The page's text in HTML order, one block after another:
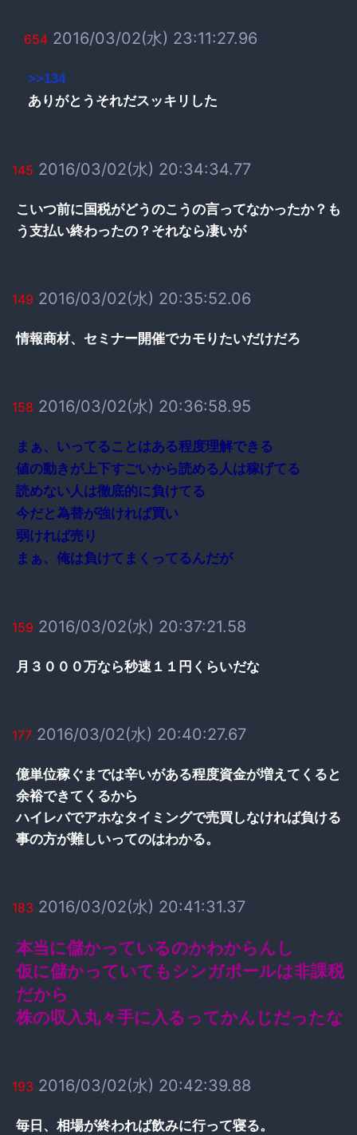
654 2016/03/02(水) 23:11:27.96
>>134
ありがとうそれだスッキリした
145 2016/03/02(水) 20:34:34.77
こいつ前に国税がどうのこうの言ってなかったか？も
う支払い終わったの？それなら凄いが
149 2016/03/02(水) 20:35:52.06
情報商材、セミナー開催でカモりたいだけだろ
158 2016/03/02(水) 20:36:58.95
まぁ、いってることはある程度理解できる
値の動きが上下すごいから読める人は稼げてる
読めない人は徹底的に負けてる
今だと為替が強ければ買い
弱ければ売り
まぁ、俺は負けてまくってるんだが
159 2016/03/02(水) 20:37:21.58
月３０００万なら秒速１１円くらいだな
177 2016/03/02(水) 20:40:27.67
億単位稼ぐまでは辛いがある程度資金が増えてくると
余裕できてくるから
ハイレバでアホなタイミングで売買しなければ負ける
事の方が難しいってのはわかる。
183 2016/03/02(水) 20:41:31.37
本当に儲かっているのかわからんし
仮に儲かっていてもシンガポールは非課税
だから
株の収入丸々手に入るってかんじだったな
193 2016/03/02(水) 20:42:39.88
毎日、相場が終われば飲みに行って寝る。